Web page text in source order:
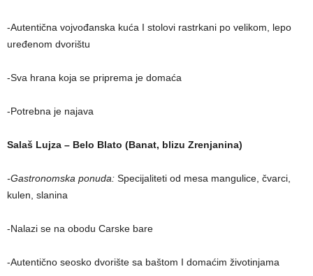
-Autentična vojvođanska kuća I stolovi rastrkani po velikom, lepo
uređenom dvorištu
-Sva hrana koja se priprema je domaća
-Potrebna je najava
Salaš Lujza – Belo Blato (Banat, blizu Zrenjanina)
-Gastronomska ponuda: Specijaliteti od mesa mangulice, čvarci,
kulen, slanina
-Nalazi se na obodu Carske bare
-Autentično seosko dvorište sa baštom I domaćim životinjama